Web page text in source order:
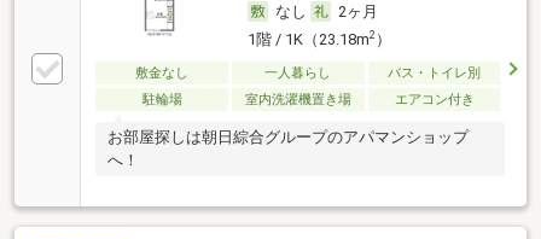
なし
2ヶ月
1階 / 1K（23.18m2）
敷金なし 一人暮らし
バス・トイレ別
駐輪場
室内洗濯機置き場 エアコン付き
お部屋探しは朝日綜合グループのアパマンショップ
へ！